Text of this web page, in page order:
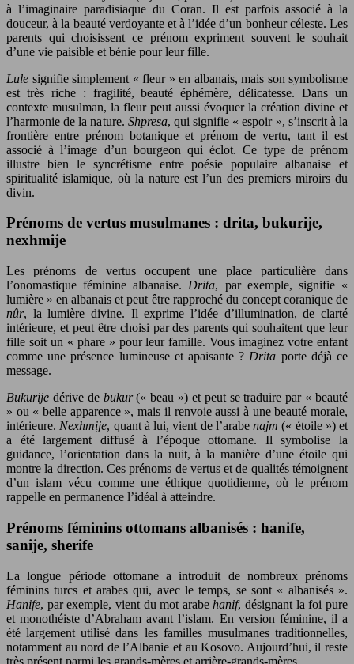
à l’imaginaire paradisiaque du Coran. Il est parfois associé à la
douceur, à la beauté verdoyante et à l’idée d’un bonheur céleste. Les
parents qui choisissent ce prénom expriment souvent le souhait
d’une vie paisible et bénie pour leur fille.
Lule signifie simplement « fleur » en albanais, mais son symbolisme
est très riche : fragilité, beauté éphémère, délicatesse. Dans un
contexte musulman, la fleur peut aussi évoquer la création divine et
l’harmonie de la nature. Shpresa, qui signifie « espoir », s’inscrit à la
frontière entre prénom botanique et prénom de vertu, tant il est
associé à l’image d’un bourgeon qui éclot. Ce type de prénom
illustre bien le syncrétisme entre poésie populaire albanaise et
spiritualité islamique, où la nature est l’un des premiers miroirs du
divin.
Prénoms de vertus musulmanes : drita, bukurije,
nexhmije
Les prénoms de vertus occupent une place particulière dans
l’onomastique féminine albanaise. Drita, par exemple, signifie «
lumière » en albanais et peut être rapproché du concept coranique de
nûr, la lumière divine. Il exprime l’idée d’illumination, de clarté
intérieure, et peut être choisi par des parents qui souhaitent que leur
fille soit un « phare » pour leur famille. Vous imaginez votre enfant
comme une présence lumineuse et apaisante ? Drita porte déjà ce
message.
Bukurije dérive de bukur(« beau ») et peut se traduire par « beauté
» ou « belle apparence », mais il renvoie aussi à une beauté morale,
intérieure. Nexhmije, quant à lui, vient de l’arabe najm (« étoile ») et
a été largement diffusé à l’époque ottomane. Il symbolise la
guidance, l’orientation dans la nuit, à la manière d’une étoile qui
montre la direction. Ces prénoms de vertus et de qualités témoignent
d’un islam vécu comme une éthique quotidienne, où le prénom
rappelle en permanence l’idéal à atteindre.
Prénoms féminins ottomans albanisés : hanife,
sanije, sherife
La longue période ottomane a introduit de nombreux prénoms
féminins turcs et arabes qui, avec le temps, se sont « albanisés ».
Hanife, par exemple, vient du mot arabehanif, désignant la foi pure
et monothéiste d’Abraham avant l’islam. En version féminine, il a
été largement utilisé dans les familles musulmanes traditionnelles,
notamment au nord de l’Albanie et au Kosovo. Aujourd’hui, il reste
très présent parmi les grands-mères et arrière-grands-mères.